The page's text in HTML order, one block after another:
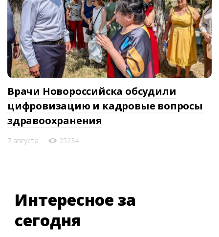
Врачи Новороссийска обсудили
цифровизацию и кадровые вопросы
здравоохранения
7 августа 25234
Интересное за
сегодня